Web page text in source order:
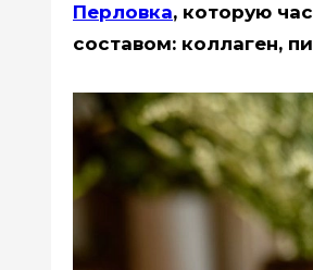
Перловка, которую
составом: коллаген,